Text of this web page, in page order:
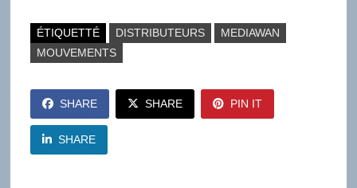
ÉTIQUETTÉ DISTRIBUTEURS
MEDIAWAN
MOUVEMENTS
SHARE SHARE PIN IT
SHARE